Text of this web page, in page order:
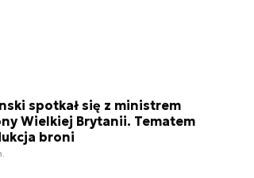
spotkał się z ministrem
Wielkiej Brytanii. Tematem
broni